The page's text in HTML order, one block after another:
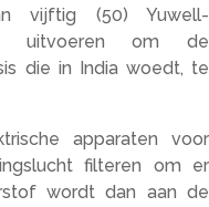
vijftig (50) Yuwell-
uitvoeren om de
die in India woedt, te
apparaten voor
filteren om er
wordt dan aan de